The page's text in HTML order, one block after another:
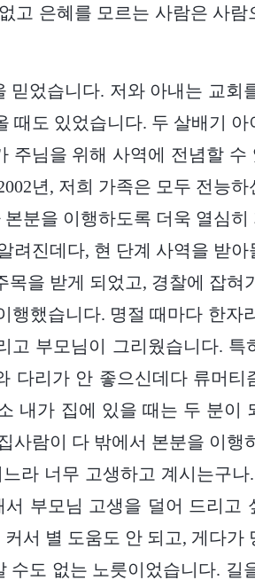
고 은혜를 모르는 사람은 사람
믿었습니다. 저와 아내는 교회
때도 있었습니다. 두 살배기
주님을 위해 사역에 전념할 수
년, 저희 가족은 모두 전능하
분을 이행하도록 더욱 열심히
려진데다, 현 단계 사역을 받아
을 받게 되었고, 경찰에 잡혀
행했습니다. 명절 때마다 한자
부모님이 그리웠습니다. 특
다리가 안 좋으신데다 류머티
내가 집에 있을 때는 두 분이
사람이 다 밖에서 본분을 이행
라 너무 고생하고 계시는구나
부모님 고생을 덜어 드리고
서 별 도움도 안 되고, 게다가
수도 없는 노릇이었습니다. 길